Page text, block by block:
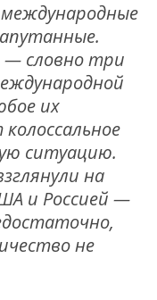
— словно три
их
ситуацию.
на
и Россией —
не